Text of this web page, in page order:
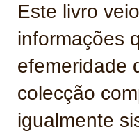
Este livro
informações
efemeridade
colecção
igualmente